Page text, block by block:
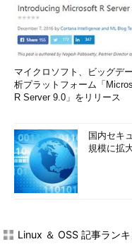
マイクロソフト、ビッグデ
析プラットフォーム「
R Server 9.0」をリリース
国内セキ
規模に拡
Linux ＆ OSS 記事ラン